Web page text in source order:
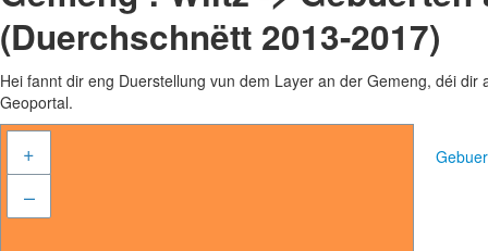
(Duerchschnëtt 2013-2017)
Hei fannt dir eng Duerstellung vun dem Layer an der Gemeng, déi
Geoportal.
+
–